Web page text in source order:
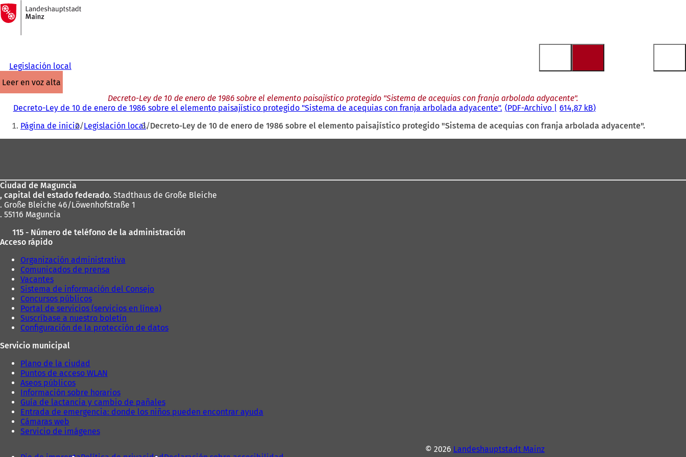
Saltar al contenido
A
la
página
Legislación local
leer en voz alta
Decreto-Ley de 10 de enero de 1986 sobre el elemento paisajístico protegido "Sistema de acequias con franja arbolada adyacente".
Decreto-Ley de 10 de enero de 1986 sobre el elemento paisajístico protegido "Sistema de acequias con franja arbolada adyacente". PDF-Archivo 614,87 kB
Estás
aquí:
Página de inicio Legislación local Decreto-Ley de 10 de enero de 1986 sobre el elemento paisajístico protegido "Sistema de acequias con franja arbolada adyacente".
pies
Ciudad de Maguncia
, capital del estado federado. Stadthaus de Große Bleiche
. Große Bleiche 46/Löwenhofstraße 1
. 55116 Maguncia
115 - Número de teléfono de la administración
Acceso rápido
Organización administrativa
Comunicados de prensa
Vacantes
Sistema de información del Consejo
Concursos públicos
Portal de servicios (servicios en línea)
Suscríbase a nuestro boletín
Configuración de la protección de datos
Servicio municipal
Plano de la ciudad
Puntos de acceso WLAN
Aseos públicos
Información sobre horarios
Guía de lactancia y cambio de pañales
Entrada de emergencia: donde los niños pueden encontrar ayuda
Cámaras web
Servicio de imágenes
© 2026 Landeshauptstadt Mainz